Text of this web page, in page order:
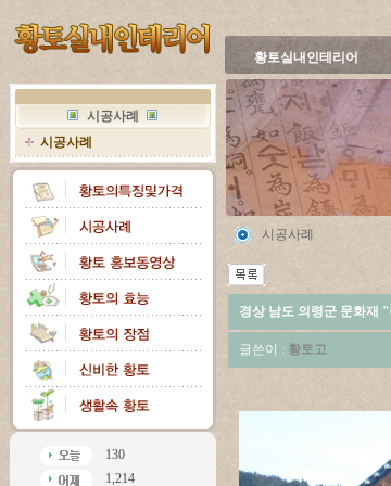
황토실내인테리어
시공사례
시공사례
130
1,214
시공사례
경상 남도 의령군 문화재
글쓴이 : 황토고